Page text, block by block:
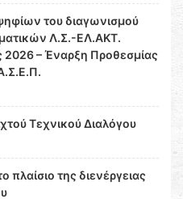
του διαγωνισμού
Λ.Σ.-ΕΛ.ΑΚΤ.
2026 – Έναρξη Προθεσμίας
Τεχνικού Διαλόγου
της διενέργειας